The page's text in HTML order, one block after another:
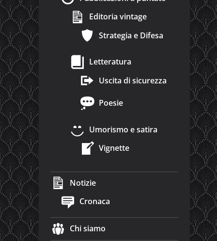
Editoria vintage
Strategia e Difesa
Letteratura
Uscita di sicurezza
Poesie
Umorismo e satira
Vignette
Notizie
Cronaca
Chi siamo